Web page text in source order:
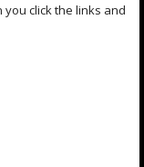
click the links and